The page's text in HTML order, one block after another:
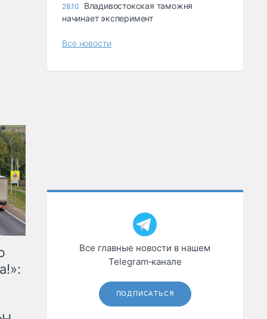
28.10
Владивостокская таможня
начинает эксперимент
Все новости
Все главные новости в нашем
Telegram‑канале
ПОДПИСАТЬСЯ